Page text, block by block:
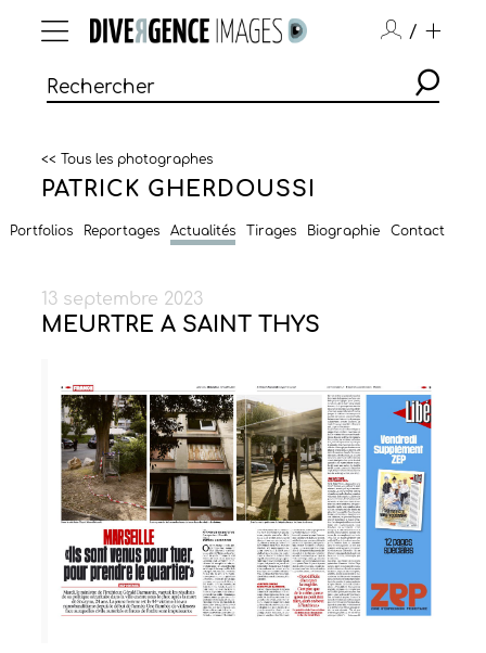
/
<< Tous les photographes
PATRICK GHERDOUSSI
Portfolios Reportages Actualités Tirages Biographie Contact
13 septembre 2023
MEURTRE A SAINT THYS